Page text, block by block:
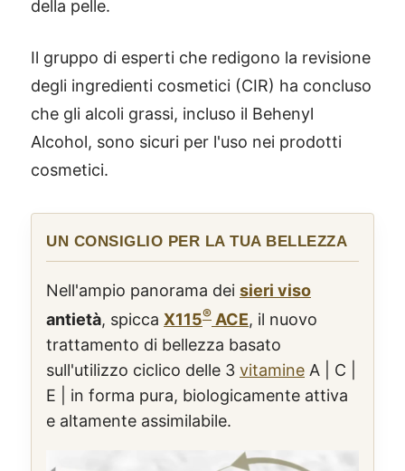
della pelle.
Il gruppo di esperti che redigono la revisione
degli ingredienti cosmetici (CIR) ha concluso
che gli alcoli grassi, incluso il Behenyl
Alcohol, sono sicuri per l'uso nei prodotti
cosmetici.
UN CONSIGLIO PER LA TUA BELLEZZA
Nell'ampio panorama dei sieri viso
antietà, spicca X115® ACE, il nuovo
trattamento di bellezza basato
sull'utilizzo ciclico delle 3 vitamine A | C |
E | in forma pura, biologicamente attiva
e altamente assimilabile.